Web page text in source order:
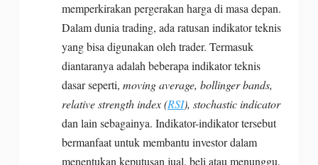
memperkirakan pergerakan harga di masa depan.
Dalam dunia trading, ada ratusan indikator teknis
yang bisa digunakan oleh trader. Termasuk
diantaranya adalah beberapa indikator teknis
dasar seperti, moving average, bollinger bands,
relative strength index (RSI), stochastic indicator
dan lain sebagainya. Indikator-indikator tersebut
bermanfaat untuk membantu investor dalam
menentukan keputusan jual, beli atau menunggu.